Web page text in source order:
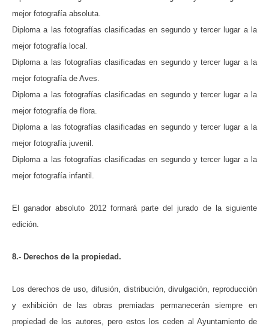
mejor fotografía absoluta.
Diploma a las fotografías clasificadas en segundo y tercer lugar a la
mejor fotografía local.
Diploma a las fotografías clasificadas en segundo y tercer lugar a la
mejor fotografía de Aves.
Diploma a las fotografías clasificadas en segundo y tercer lugar a la
mejor fotografía de flora.
Diploma a las fotografías clasificadas en segundo y tercer lugar a la
mejor fotografía juvenil.
Diploma a las fotografías clasificadas en segundo y tercer lugar a la
mejor fotografía infantil.
El ganador absoluto 2012 formará parte del jurado de la siguiente
edición.
8.- Derechos de la propiedad.
Los derechos de uso, difusión, distribución, divulgación, reproducción
y exhibición de las obras premiadas permanecerán siempre en
propiedad de los autores, pero estos los ceden al Ayuntamiento de